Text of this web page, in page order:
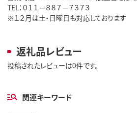
TEL：０１１－８８７－７３７３
※１２月は土・日曜日も対応しております
返礼品レビュー
投稿されたレビューは0件です。
関連キーワード